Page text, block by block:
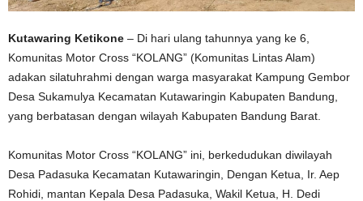
Kutawaring Ketikone – Di hari ulang tahunnya yang ke 6,
Komunitas Motor Cross “KOLANG” (Komunitas Lintas Alam)
adakan silatuhrahmi dengan warga masyarakat Kampung Gembor
Desa Sukamulya Kecamatan Kutawaringin Kabupaten Bandung,
yang berbatasan dengan wilayah Kabupaten Bandung Barat.
Komunitas Motor Cross “KOLANG” ini, berkedudukan diwilayah
Desa Padasuka Kecamatan Kutawaringin, Dengan Ketua, Ir. Aep
Rohidi, mantan Kepala Desa Padasuka, Wakil Ketua, H. Dedi